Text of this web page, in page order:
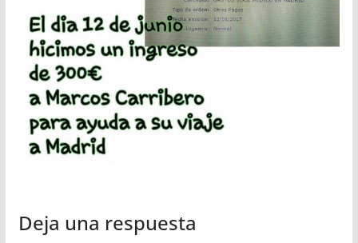
Deja una respuesta